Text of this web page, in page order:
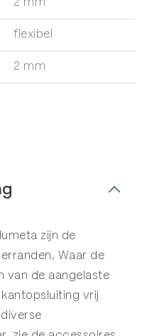
2 mm
flexibel
2 mm
zijn de
. Waar de
van de aangelaste
vrij